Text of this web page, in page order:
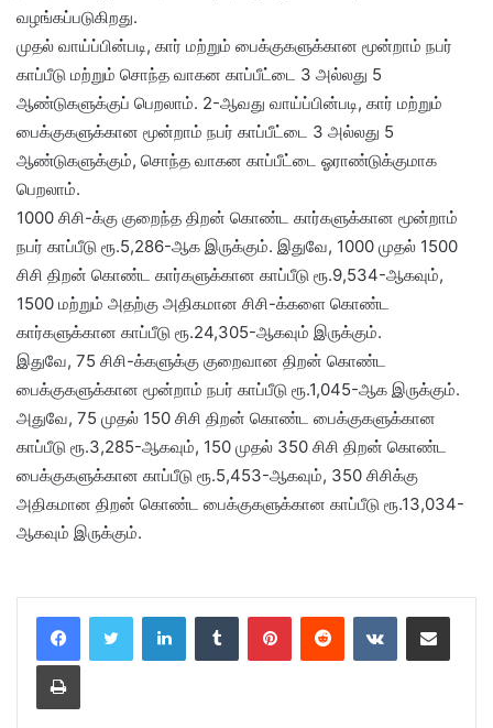
வழங்கப்படுகிறது.
முதல் வாய்ப்பின்படி, கார் மற்றும் பைக்குகளுக்கான மூன்றாம் நபர்
காப்பீடு மற்றும் சொந்த வாகன காப்பீட்டை 3 அல்லது 5
ஆண்டுகளுக்குப் பெறலாம். 2-ஆவது வாய்ப்பின்படி, கார் மற்றும்
பைக்குகளுக்கான மூன்றாம் நபர் காப்பீட்டை 3 அல்லது 5
ஆண்டுகளுக்கும், சொந்த வாகன காப்பீட்டை ஓராண்டுக்குமாக
பெறலாம்.
1000 சிசி-க்கு குறைந்த திறன் கொண்ட கார்களுக்கான மூன்றாம்
நபர் காப்பீடு ரூ.5,286-ஆக இருக்கும். இதுவே, 1000 முதல் 1500
சிசி திறன் கொண்ட கார்களுக்கான காப்பீடு ரூ.9,534-ஆகவும்,
1500 மற்றும் அதற்கு அதிகமான சிசி-க்களை கொண்ட
கார்களுக்கான காப்பீடு ரூ.24,305-ஆகவும் இருக்கும்.
இதுவே, 75 சிசி-க்களுக்கு குறைவான திறன் கொண்ட
பைக்குகளுக்கான மூன்றாம் நபர் காப்பீடு ரூ.1,045-ஆக இருக்கும்.
அதுவே, 75 முதல் 150 சிசி திறன் கொண்ட பைக்குகளுக்கான
காப்பீடு ரூ.3,285-ஆகவும், 150 முதல் 350 சிசி திறன் கொண்ட
பைக்குகளுக்கான காப்பீடு ரூ.5,453-ஆகவும், 350 சிசிக்கு
அதிகமான திறன் கொண்ட பைக்குகளுக்கான காப்பீடு ரூ.13,034-
ஆகவும் இருக்கும்.
LinkedInTumblr PinterestReddit VKontakteShare via Email
Print